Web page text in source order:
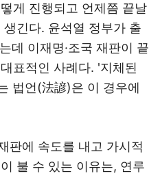
게 진행되고 언제쯤 끝날
긴다. 윤석열 정부가 출
데 이재명·조국 재판이 끝
표적인 사례다. '지체된
법언(法諺)은 이 경우에
판에 속도를 내고 가시적
불 수 있는 이유는, 연루